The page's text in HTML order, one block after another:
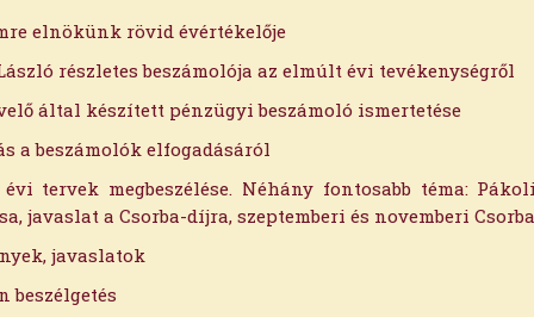
elnökünk rövid évértékelője
részletes beszámolója az elmúlt évi tevékenységről
által készített pénzügyi beszámoló ismertetése
a beszámolók elfogadásáról
évi tervek megbeszélése. Néhány fontosabb téma:
javaslat a Csorba-díjra, szeptemberi és novemberi
javaslatok
beszélgetés